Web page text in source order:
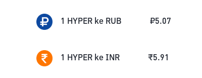
1 HYPER ke RUB ₽5.07
1 HYPER ke INR ₹5.91